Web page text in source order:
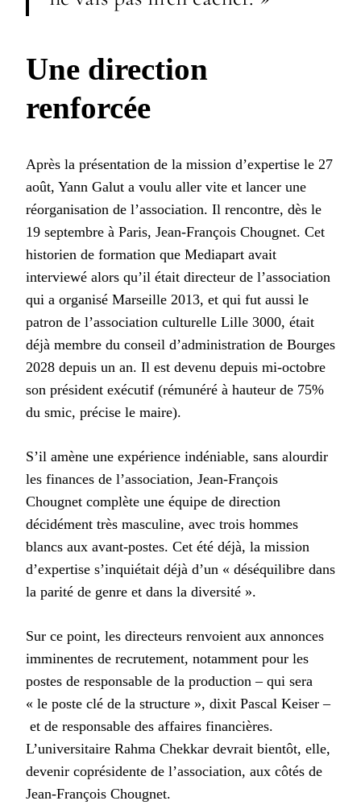
Une direction
renforcée
Après la présentation de la mission d’expertise le 27
août, Yann Galut a voulu aller vite et lancer une
réorganisation de l’association. Il rencontre, dès le
19 septembre à Paris, Jean-François Chougnet. Cet
historien de formation que Mediapart avait
interviewé alors qu’il était directeur de l’association
qui a organisé Marseille 2013, et qui fut aussi le
patron de l’association culturelle Lille 3000, était
déjà membre du conseil d’administration de Bourges
2028 depuis un an. Il est devenu depuis mi-octobre
son président exécutif (rémunéré à hauteur de 75%
du smic, précise le maire).
S’il amène une expérience indéniable, sans alourdir
les finances de l’association, Jean-François
Chougnet complète une équipe de direction
décidément très masculine, avec trois hommes
blancs aux avant-postes. Cet été déjà, la mission
d’expertise s’inquiétait déjà d’un « déséquilibre dans
la parité de genre et dans la diversité ».
Sur ce point, les directeurs renvoient aux annonces
imminentes de recrutement, notamment pour les
postes de responsable de la production – qui sera
« le poste clé de la structure », dixit Pascal Keiser –
et de responsable des affaires financières.
L’universitaire Rahma Chekkar devrait bientôt, elle,
devenir coprésidente de l’association, aux côtés de
Jean-François Chougnet.